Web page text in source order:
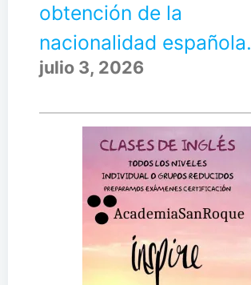
obtención de la
nacionalidad española.
julio 3, 2026